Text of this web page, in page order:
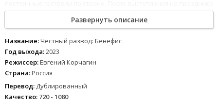
в одном из провинциальных городов к Милане за кулисы
приходит… ее отец Альберт Плехов. Он режиссер в местном
театре, довольноэксцентричный, несовременный, но очень
задорный мужчина в возрасте.
Развернуть описание
Название:Честный развод: Бенефис
Год выхода:2023
Режиссер:Евгений Корчагин
Страна:Россия
Перевод: Дублированный
Качество: 720 - 1080